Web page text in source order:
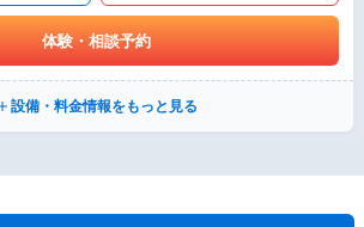
体験・相談予約
設備・料金情報をもっと見る